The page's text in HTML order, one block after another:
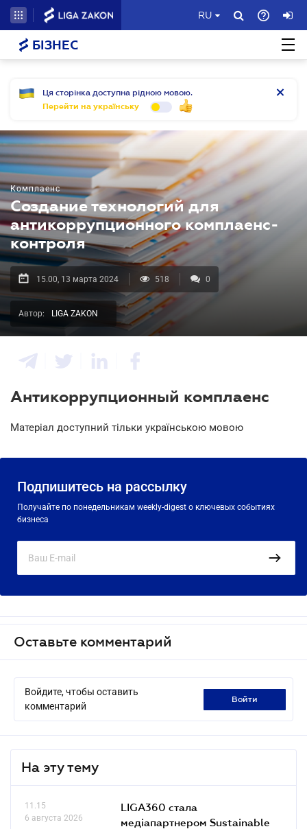
RU
БІЗНЕС
Ця сторінка доступна рідною мовою.
Перейти на українську
Комплаенс
Создание технологий для
антикоррупционного комплаенс-
контроля
15.00, 13 марта 2024 518 0
Автор: LIGA ZAKON
Антикоррупционный комплаенс
Матеріал доступний тільки українською мовою
Подпишитесь на рассылку
Получайте по понедельникам weekly-digest о ключевых событиях
бизнеса
Оставьте комментарий
Войдите, чтобы оставить
комментарий
войти
На эту тему
11.15
6 августа 2026
LIGA360 стала
медіапартнером Sustainable